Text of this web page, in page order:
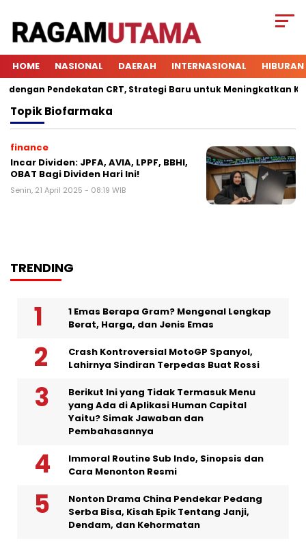
HOME NASIONAL DAERAH INTERNASIONAL HIBURAN
Pendekatan CRT, Strategi Baru untuk Meningkatkan
TopikBiofarmaka
finance
Incar Dividen: JPFA, AVIA, LPPF, BBHI,
OBAT Bagi Dividen Hari Ini!
Senin, 21 April 2025 - 08:19 WIB
TRENDING
1 Emas Berapa Gram? Mengenal Lengkap
Berat, Harga, dan Jenis Emas
Crash Kontroversial MotoGP Spanyol,
Lahirnya Sindiran Terpedas Buat Rossi
Berikut Ini yang Tidak Termasuk Menu
yang Ada di Aplikasi Human Capital
Yaitu? Simak Jawaban dan
Pembahasannya
Immoral Routine Sub Indo, Sinopsis dan
Cara Menonton Resmi
Nonton Drama China Pendekar Pedang
Serba Bisa, Kisah Epik Tentang Janji,
Dendam, dan Kehormatan